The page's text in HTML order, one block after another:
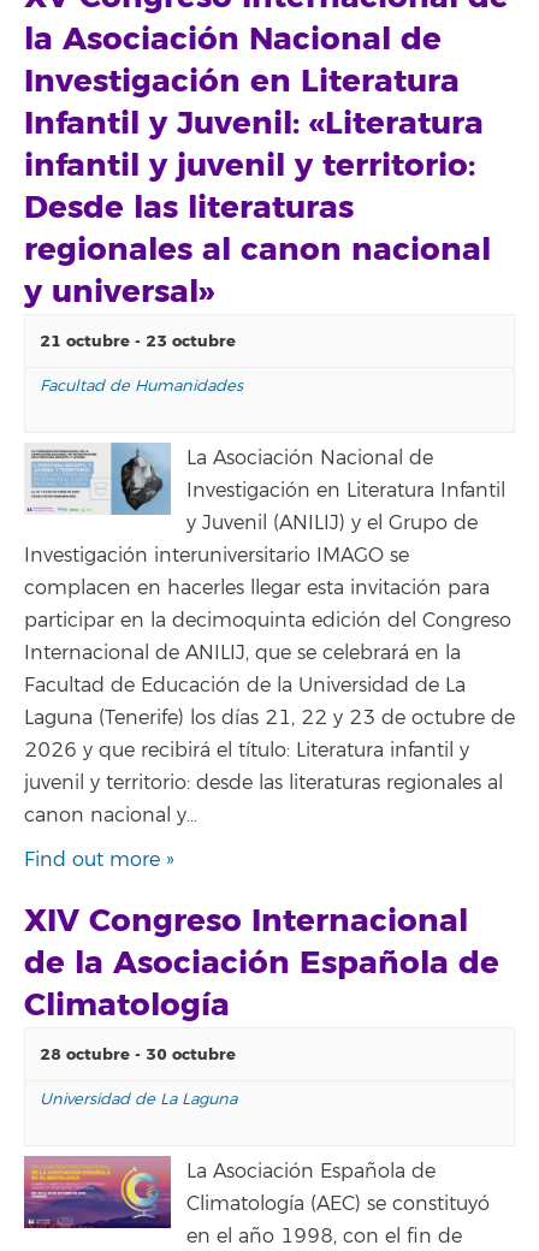
la Asociación Nacional de
Investigación en Literatura
Infantil y Juvenil: «Literatura
infantil y juvenil y territorio:
Desde las literaturas
regionales al canon nacional
y universal»
21 octubre - 23 octubre
Facultad de Humanidades
La Asociación Nacional de
Investigación en Literatura Infantil
y Juvenil (ANILIJ) y el Grupo de
Investigación interuniversitario IMAGO se
complacen en hacerles llegar esta invitación para
participar en la decimoquinta edición del Congreso
Internacional de ANILIJ, que se celebrará en la
Facultad de Educación de la Universidad de La
Laguna (Tenerife) los días 21, 22 y 23 de octubre de
2026 y que recibirá el título: Literatura infantil y
juvenil y territorio: desde las literaturas regionales al
canon nacional y…
Find out more »
XIV Congreso Internacional
de la Asociación Española de
Climatología
28 octubre - 30 octubre
Universidad de La Laguna
La Asociación Española de
Climatología (AEC) se constituyó
en el año 1998, con el fin de